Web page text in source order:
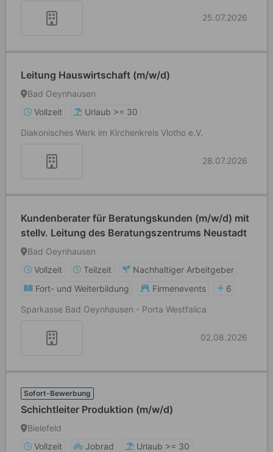
25.07.2026
Leitung Hauswirtschaft (m/w/d)
Bad Oeynhausen
Vollzeit
Urlaub >= 30
Diakonisches Werk im Kirchenkreis Vlotho e.V.
28.07.2026
Kundenberater für Beratungskunden (m/w/d) mit
stellv. Leitung des Beratungszentrums Neustadt
Bad Oeynhausen
Vollzeit
Teilzeit
Nachhaltiger Arbeitgeber
Fort- und Weiterbildung
Firmenevents
6
Sparkasse Bad Oeynhausen - Porta Westfalica
02.08.2026
Sofort-Bewerbung
Schichtleiter Produktion (m/w/d)
Bielefeld
Vollzeit
Jobrad
Urlaub >= 30